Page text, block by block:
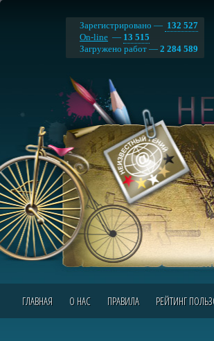
Зарегистрировано — 132 527
On-line — 13 515
Загружено работ — 2 284 589
ГЛАВНАЯ О НАС ПРАВИЛА РЕЙТИНГ